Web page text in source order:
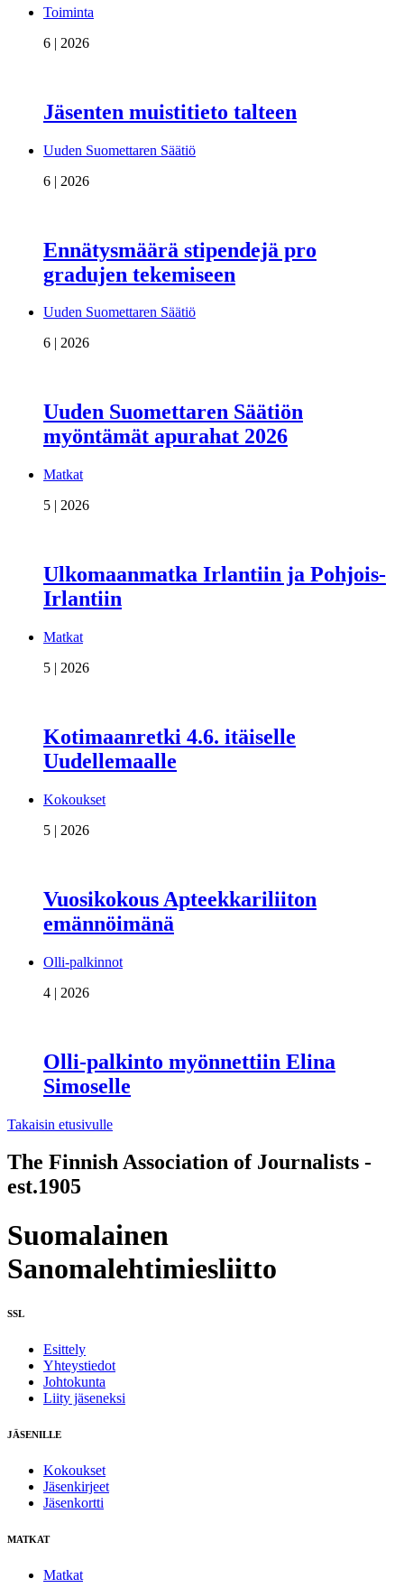
Toiminta
6 | 2026
Jäsenten muistitieto talteen
Uuden Suomettaren Säätiö
6 | 2026
Ennätysmäärä stipendejä pro
gradujen tekemiseen
Uuden Suomettaren Säätiö
6 | 2026
Uuden Suomettaren Säätiön
myöntämät apurahat 2026
Matkat
5 | 2026
Ulkomaanmatka Irlantiin ja Pohjois-
Irlantiin
Matkat
5 | 2026
Kotimaanretki 4.6. itäiselle
Uudellemaalle
Kokoukset
5 | 2026
Vuosikokous Apteekkariliiton
emännöimänä
Olli-palkinnot
4 | 2026
Olli-palkinto myönnettiin Elina
Simoselle
Takaisin etusivulle
The Finnish Association of Journalists -
est.1905
Suomalainen
Sanomalehtimiesliitto
SSL
Esittely
Yhteystiedot
Johtokunta
Liity jäseneksi
JÄSENILLE
Kokoukset
Jäsenkirjeet
Jäsenkortti
MATKAT
Matkat